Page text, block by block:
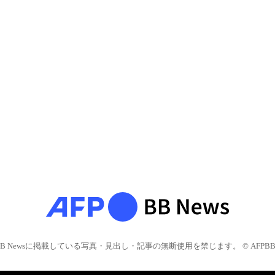
Newsに掲載している写真・見出し・記事の無断使用を禁じます。 © AFPBB